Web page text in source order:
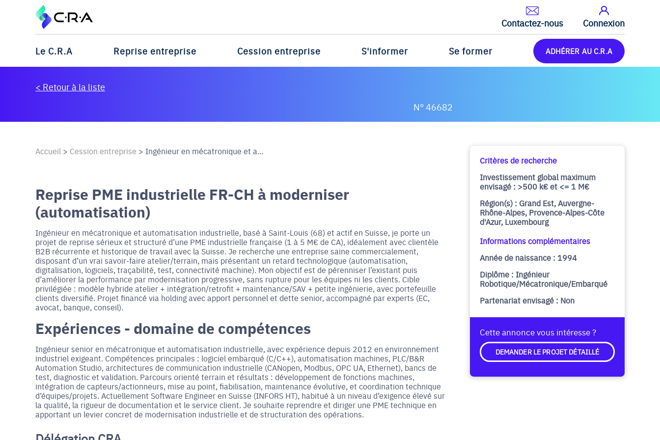
Contactez-nous Connexion
Le C.R.A Reprise entreprise Cession entreprise S'informer Se former ADHÉRER AU C.R.A
< Retour à la liste
N° 46682
Accueil > Cession entreprise > Ingénieur en mécatronique et a...
Reprise PME industrielle FR-CH à moderniser
(automatisation)
Ingénieur en mécatronique et automatisation industrielle, basé à Saint-Louis (68) et actif en Suisse, je porte un
projet de reprise sérieux et structuré d’une PME industrielle française (1 à 5 M€ de CA), idéalement avec clientèle
B2B récurrente et historique de travail avec la Suisse. Je recherche une entreprise saine commercialement,
disposant d’un vrai savoir-faire atelier/terrain, mais présentant un retard technologique (automatisation,
digitalisation, logiciels, traçabilité, test, connectivité machine). Mon objectif est de pérenniser l’existant puis
d’améliorer la performance par modernisation progressive, sans rupture pour les équipes ni les clients. Cible
privilégiée : modèle hybride atelier + intégration/retrofit + maintenance/SAV + petite ingénierie, avec portefeuille
clients diversifié. Projet financé via holding avec apport personnel et dette senior, accompagné par experts (EC,
avocat, banque, conseil).
Expériences - domaine de compétences
Ingénieur senior en mécatronique et automatisation industrielle, avec expérience depuis 2012 en environnement
industriel exigeant. Compétences principales : logiciel embarqué (C/C++), automatisation machines, PLC/B&R
Automation Studio, architectures de communication industrielle (CANopen, Modbus, OPC UA, Ethernet), bancs de
test, diagnostic et validation. Parcours orienté terrain et résultats : développement de fonctions machines,
intégration de capteurs/actionneurs, mise au point, fiabilisation, maintenance évolutive, et coordination technique
d’équipes/projets. Actuellement Software Engineer en Suisse (INFORS HT), habitué à un niveau d’exigence élevé sur
la qualité, la rigueur de documentation et le service client. Je souhaite reprendre et diriger une PME technique en
apportant un levier concret de modernisation industrielle et de structuration des opérations.
Critères de recherche
Investissement global maximum
envisagé : >500 k€ et <= 1 M€
Région(s) : Grand Est, Auvergne-
Rhône-Alpes, Provence-Alpes-Côte
d'Azur, Luxembourg
Informations complémentaires
Année de naissance : 1994
Diplôme : Ingénieur
Robotique/Mécatronique/Embarqué
Partenariat envisagé : Non
Cette annonce vous intéresse ?
DEMANDER LE PROJET DÉTAILLÉ